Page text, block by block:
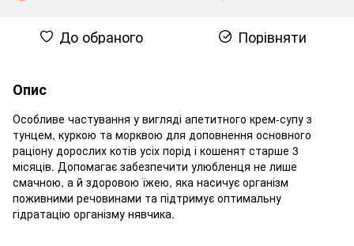
До обраного Порівняти
Опис
Особливе частування у вигляді апетитного крем-супу з
тунцем, куркою та морквою для доповнення основного
раціону дорослих котів усіх порід і кошенят старше 3
місяців. Допомагає забезпечити улюбленця не лише
смачною, а й здоровою їжею, яка насичує організм
поживними речовинами та підтримує оптимальну
гідратацію організму нявчика.